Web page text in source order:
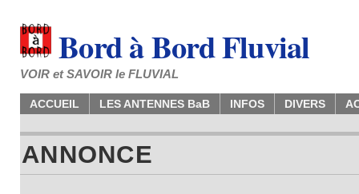
Bord à Bord Fluvial
VOIR et SAVOIR le FLUVIAL
ACCUEIL LES ANTENNES BaB INFOS DIVERS
ANNONCE